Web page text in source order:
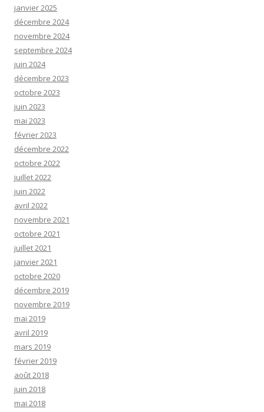
janvier 2025
décembre 2024
novembre 2024
septembre 2024
juin 2024
décembre 2023
octobre 2023
juin 2023
mai 2023
février 2023
décembre 2022
octobre 2022
juillet 2022
juin 2022
avril 2022
novembre 2021
octobre 2021
juillet 2021
janvier 2021
octobre 2020
décembre 2019
novembre 2019
mai 2019
avril 2019
mars 2019
février 2019
août 2018
juin 2018
mai 2018